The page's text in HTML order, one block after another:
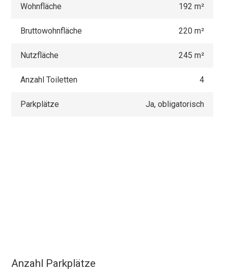
Wohnfläche 192 m²
Bruttowohnfläche 220 m²
Nutzfläche 245 m²
Anzahl Toiletten 4
Parkplätze Ja, obligatorisch
Anzahl Parkplätze